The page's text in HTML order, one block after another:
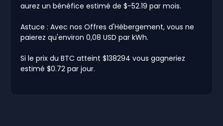
aurez un bénéfice estimé de $-52.19 par mois.
Astuce : Avec nos Offres d'Hébergement, vous ne
paierez qu'environ 0,08 USD par kWh.
Si le prix du BTC atteint $138294 vous gagneriez
estimé $0.72 par jour.